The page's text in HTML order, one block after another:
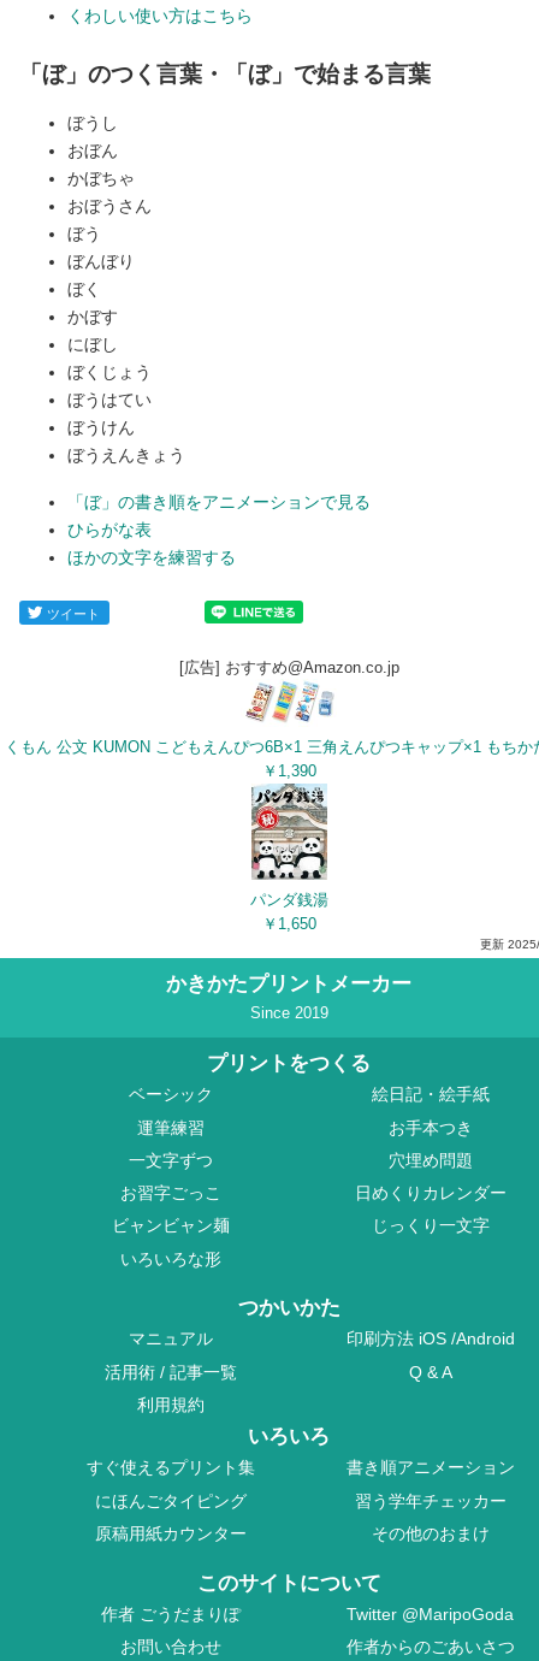
くわしい使い方はこちら
「ぼ」のつく言葉・「ぼ」で始まる言葉
ぼうし
おぼん
かぼちゃ
おぼうさん
ぼう
ぼんぼり
ぼく
かぼす
にぼし
ぼくじょう
ぼうはてい
ぼうけん
ぼうえんきょう
「ぼ」の書き順をアニメーションで見る
ひらがな表
ほかの文字を練習する
ツイート
[広告] おすすめ@Amazon.co.jp
￥1,390
パンダ銭湯
￥1,650
更新
かきかたプリントメーカー
Since 2019
プリントをつくる
ベーシック
絵日記・絵手紙
運筆練習
お手本つき
一文字ずつ
穴埋め問題
お習字ごっこ
日めくりカレンダー
ビャンビャン麺
じっくり一文字
いろいろな形
つかいかた
マニュアル 印刷方法 iOS /Android
活用術 /記事一覧
Q & A
利用規約
いろいろ
すぐ使えるプリント集
書き順アニメーション
にほんごタイピング
習う学年チェッカー
原稿用紙カウンター
その他のおまけ
このサイトについて
作者 ごうだまりぽ Twitter @MaripoGoda
お問い合わせ
作者からのごあいさつ